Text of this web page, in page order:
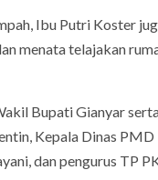
Ibu Putri Koster
menata telajakan
Bupati Gianyar
Kepala Dinas
dan pengurus TP